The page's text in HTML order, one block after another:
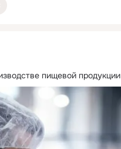
пищевой продукции